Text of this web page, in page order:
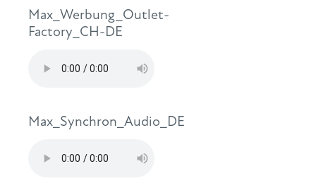
Max_Werbung_Outlet-
Factory_CH-DE
Max_Synchron_Audio_DE